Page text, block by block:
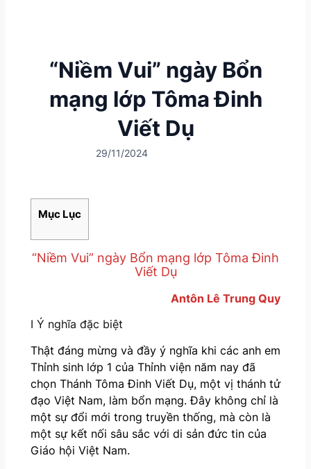
“Niềm Vui” ngày Bổn
mạng lớp Tôma Đinh
Viết Dụ
29/11/2024
Mục Lục
“Niềm Vui” ngày Bổn mạng lớp Tôma Đinh
Viết Dụ
Antôn Lê Trung Quy
I Ý nghĩa đặc biệt
Thật đáng mừng và đầy ý nghĩa khi các anh em
Thỉnh sinh lớp 1 của Thỉnh viện năm nay đã
chọn Thánh Tôma Đinh Viết Dụ, một vị thánh tử
đạo Việt Nam, làm bổn mạng. Đây không chỉ là
một sự đổi mới trong truyền thống, mà còn là
một sự kết nối sâu sắc với di sản đức tin của
Giáo hội Việt Nam.